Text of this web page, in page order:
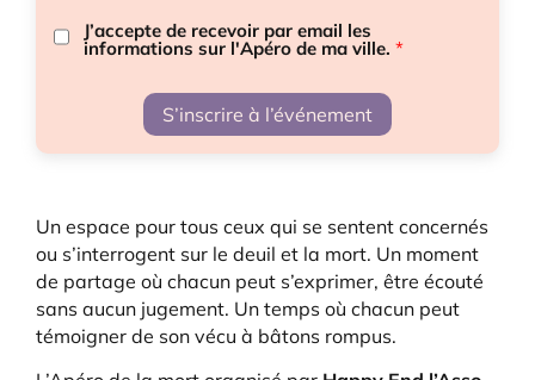
J’accepte de recevoir par email les
informations sur l'Apéro de ma ville. *
S’inscrire à l’événement
Un espace pour tous ceux qui se sentent concernés
ou s’interrogent sur le deuil et la mort. Un moment
de partage où chacun peut s’exprimer, être écouté
sans aucun jugement. Un temps où chacun peut
témoigner de son vécu à bâtons rompus.